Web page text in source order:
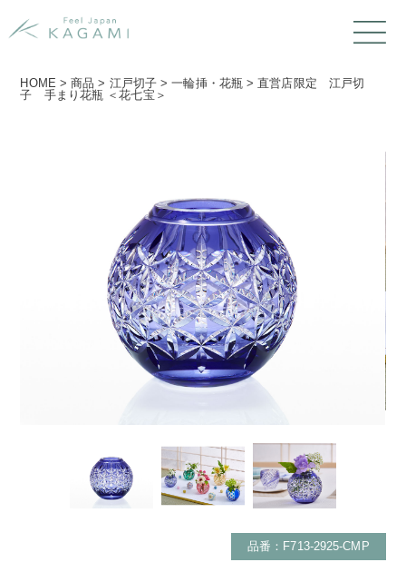
HOME >商品 > 江戸切子 >一輪挿・花瓶>直営店限定 江戸切
子 手まり花瓶 ＜花七宝＞
品番：F713-2925-CMP